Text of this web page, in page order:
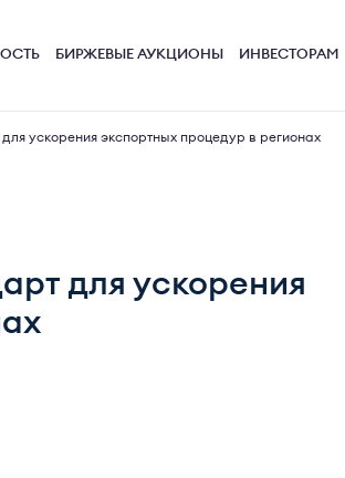
БИРЖЕВЫЕ АУКЦИОНЫ ИНВЕСТОРАМ
ускорения экспортных процедур в регионах
для ускорения